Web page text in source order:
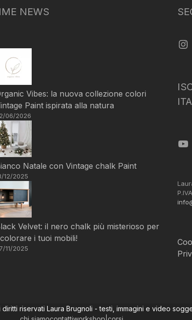
NEWS
Vibes: la nuova collezione colori
Paint ispirata alla natura
06/2026
Natale con Vintage chalk Paint
12/2025
Velvet: il nero chalk più misterioso per
i tuoi mobili!
11/2025
riservati Laura Brugnoli - testi, immagini e video